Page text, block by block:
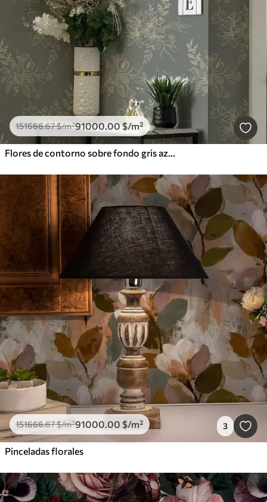
151666.67$/m²91000.00$/m²
Flores de contorno sobre fondo gris azulado, elegante motivo botánico
151666.67$/m²91000.00 $/m² 3
Pinceladas florales